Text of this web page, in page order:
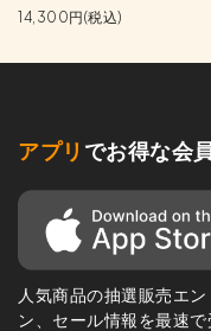
14,300円(税込)
アプリ でお得な会
人気商品の抽選販売エ
ン、セール情報を最速で